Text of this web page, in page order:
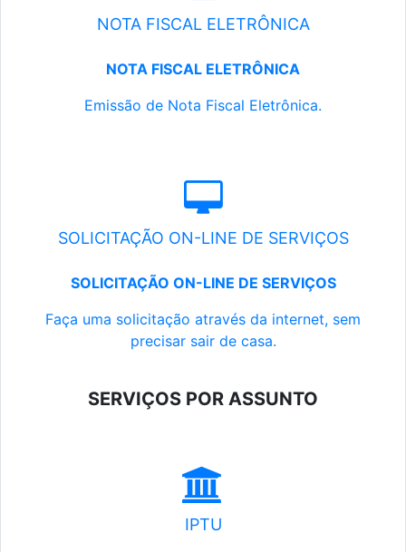
NOTA FISCAL ELETRÔNICA
NOTA FISCAL ELETRÔNICA
Emissão de Nota Fiscal Eletrônica.
SOLICITAÇÃO ON-LINE DE SERVIÇOS
SOLICITAÇÃO ON-LINE DE SERVIÇOS
Faça uma solicitação através da internet, sem
precisar sair de casa.
SERVIÇOS POR ASSUNTO
IPTU